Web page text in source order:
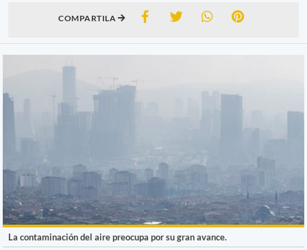
COMPARTILA
La contaminación del aire preocupa por su gran avance.